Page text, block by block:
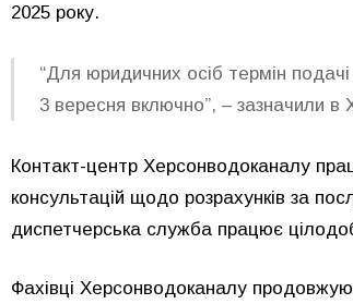
2025 року.
“Для юридичних осіб термін
3 вересня включно”, – зазначили в
Контакт-центр Херсонводоканалу
консультацій щодо розрахунків за
диспетчерська служба працює
Фахівці Херсонводоканалу